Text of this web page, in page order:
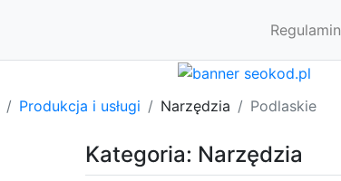
Regulamin
Produkcja i usługi Narzędzia Podlaskie
Kategoria: Narzędzia